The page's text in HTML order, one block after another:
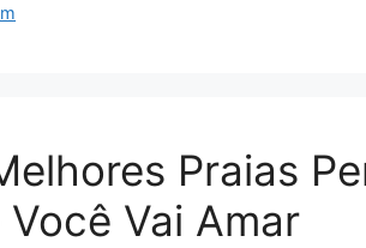
Praias
Você Vai Amar